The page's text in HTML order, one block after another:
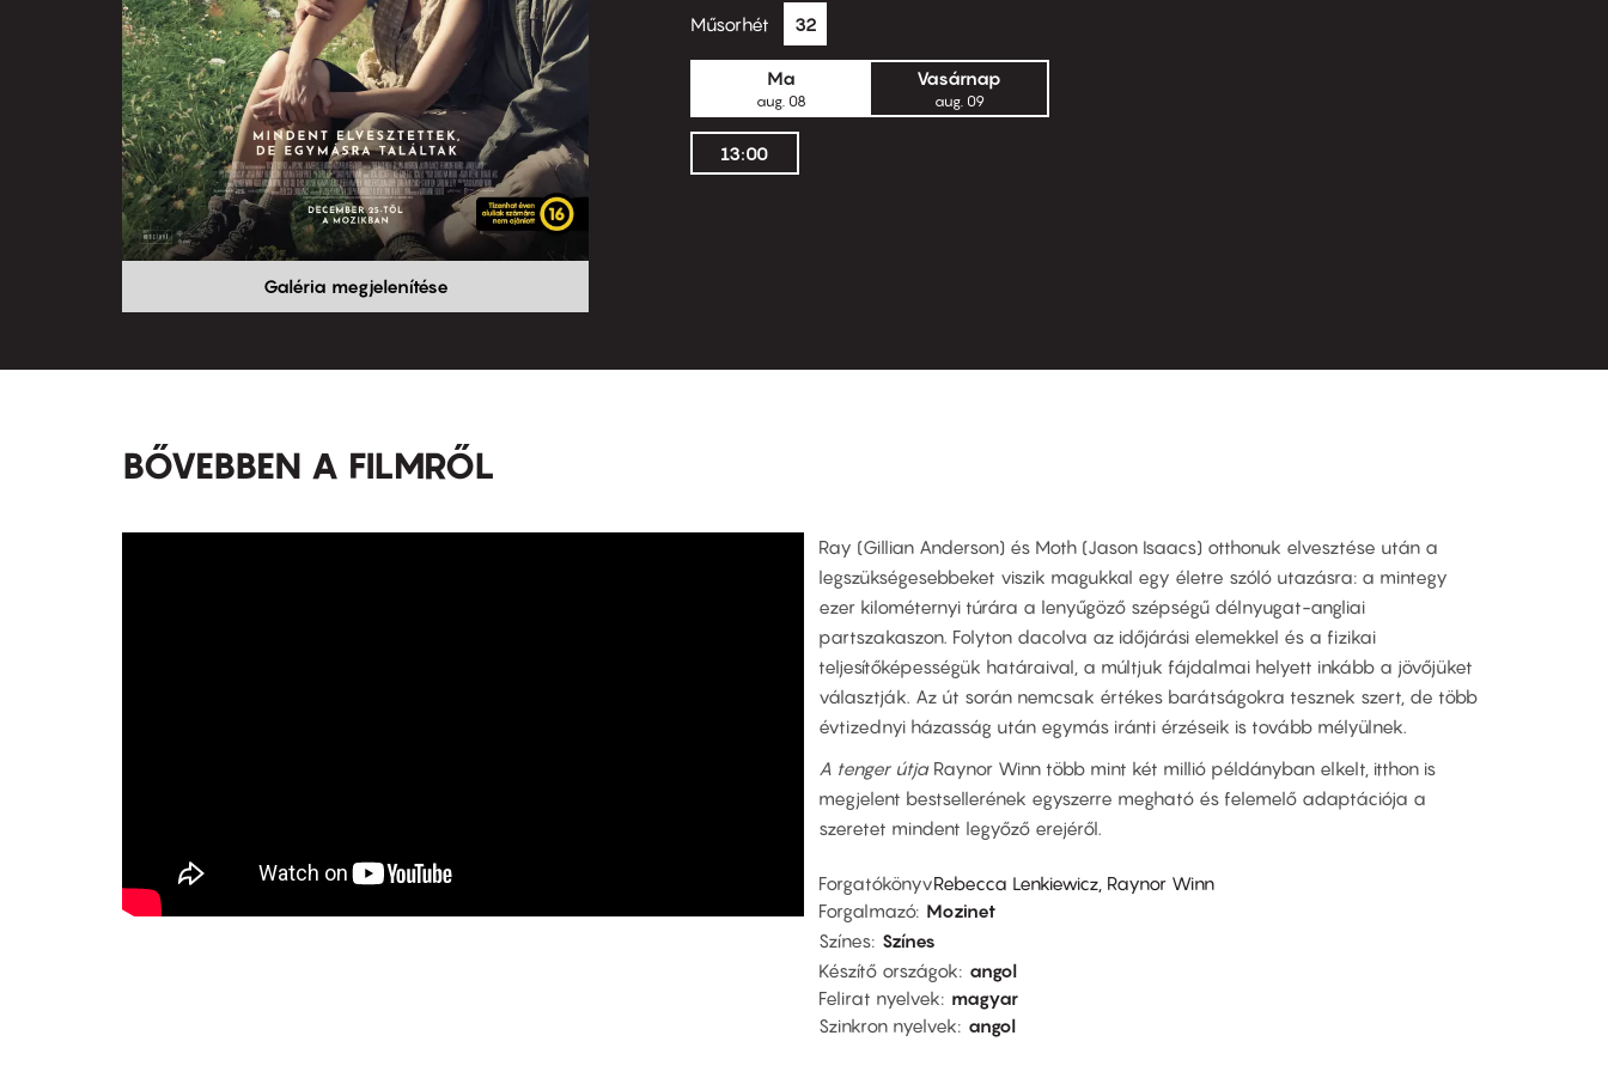
Galéria megjelenítése
Műsorhét 32
Ma
aug. 08
Vasárnap
aug. 09
13:00
BŐVEBBEN A FILMRŐL
Ray (Gillian Anderson) és Moth (Jason Isaacs) otthonuk elvesztése után a
legszükségesebbeket viszik magukkal egy életre szóló utazásra: a mintegy
ezer kilométernyi túrára a lenyűgöző szépségű délnyugat-angliai
partszakaszon. Folyton dacolva az időjárási elemekkel és a fizikai
teljesítőképességük határaival, a múltjuk fájdalmai helyett inkább a jövőjüket
választják. Az út során nemcsak értékes barátságokra tesznek szert, de több
évtizednyi házasság után egymás iránti érzéseik is tovább mélyülnek.
A tenger útjaRaynor Winn több mint két millió példányban elkelt, itthon is
megjelent bestsellerének egyszerre megható és felemelő adaptációja a
szeretet mindent legyőző erejéről.
ForgatókönyvRebecca Lenkiewicz, Raynor Winn
Forgalmazó Mozinet
Színes Színes
Készítő országok
angol
Felirat nyelvek
magyar
Szinkron nyelvek
angol